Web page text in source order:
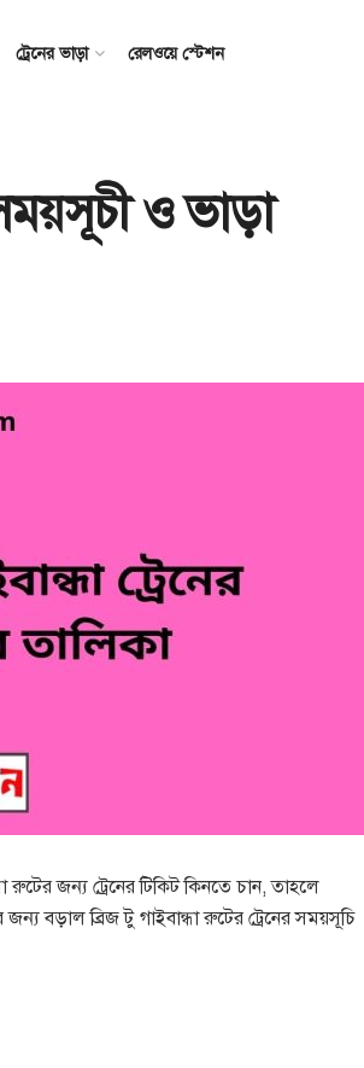
ট্রেনের ভাড়া রেলওয়ে স্টেশন
ও ভাড়া
রুটের জন্য ট্রেনের টিকিট কিনতে চান, তাহলে
বড়াল ব্রিজ টু গাইবান্ধা রুটের ট্রেনের সময়সূচি